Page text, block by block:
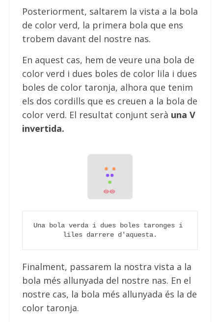
Posteriorment, saltarem la vista a la bola
de color verd, la primera bola que ens
trobem davant del nostre nas.
En aquest cas, hem de veure una bola de
color verd i dues boles de color lila i dues
boles de color taronja, alhora que tenim
els dos cordills que es creuen a la bola de
color verd. El resultat conjunt serà una V
invertida.
Una bola verda i dues boles taronges i
liles darrere d'aquesta.
Finalment, passarem la nostra vista a la
bola més allunyada del nostre nas. En el
nostre cas, la bola més allunyada és la de
color taronja.